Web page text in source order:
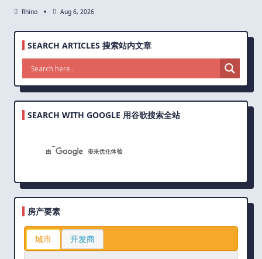
Rhino Aug 6, 2026
SEARCH ARTICLES 搜索站内文章
SEARCH WITH GOOGLE 用谷歌搜索全站
房产要素
城市 开发商